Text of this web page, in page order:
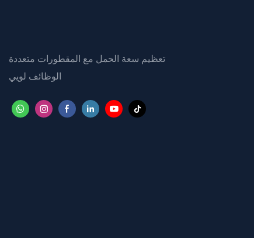
تعظيم سعة الحمل مع المقطورات متعددة
الوظائف لويي